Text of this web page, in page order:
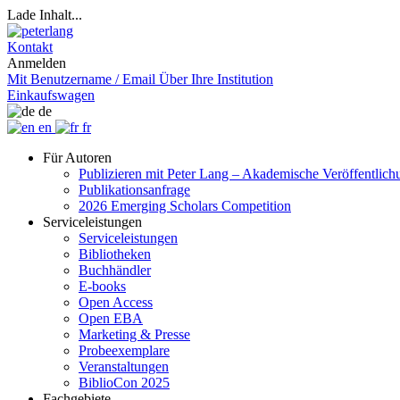
Lade Inhalt...
Kontakt
Anmelden
Mit Benutzername / Email Über Ihre Institution
Einkaufswagen
de
en
fr
Für Autoren
Publizieren mit Peter Lang – Akademische
Publikationsanfrage
2026 Emerging Scholars Competition
Serviceleistungen
Serviceleistungen
Bibliotheken
Buchhändler
E-books
Open Access
Open EBA
Marketing & Presse
Probeexemplare
Veranstaltungen
BiblioCon 2025